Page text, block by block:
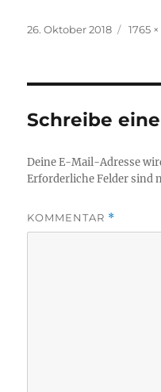
Veröffentlicht
26. Oktober 2018
Volle
1765 ×
Schreibe
Deine E-Mail-Adresse
Erforderliche Felder sind
KOMMENTAR *